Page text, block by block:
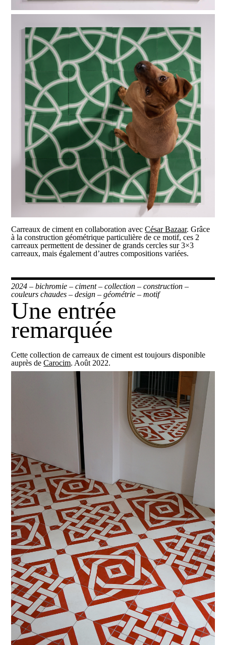
Carreaux de ciment en collaboration avecCésar Bazaar. Grâce
à la construction géométrique particulière de ce motif, ces 2
carreaux permettent de dessiner de grands cercles sur 3×3
carreaux, mais également d’autres compositions variées.
2024 –bichromie –ciment–collection –construction –
couleurs chaudes –design –géométrie –motif
Une entrée
remarquée
Cette collection de carreaux de ciment est toujours disponible
auprès deCarocim. Août 2022.